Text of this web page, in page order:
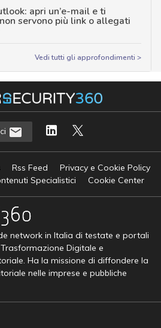
apri un’e-mail e ti
servono più link o allegati
Vedi tutti gli approfondimenti >
Rss Feed
Privacy e Cookie Policy
Specialistici
Cookie Center
network in Italia di testate e portali
Digitale e
Ha la missione di diffondere la
nelle imprese e pubbliche